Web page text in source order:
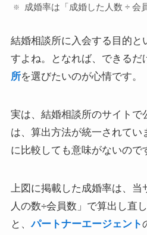
成婚率は「成婚した人数 ÷ 会
結婚相談所に入会する目的と
すよね。となれば、できるだ
所を選びたいのが心情です。
実は、結婚相談所のサイトで
は、算出方法が統一されてい
に比較しても意味がないので
上図に掲載した成婚率は、
人の数÷会員数」で算出し直
と、パートナーエージェント